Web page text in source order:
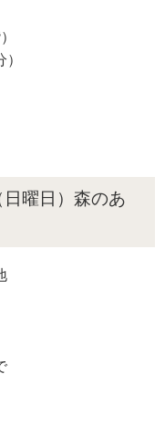
日曜日）森のあ